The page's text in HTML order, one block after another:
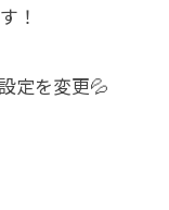
！
定を変更💦